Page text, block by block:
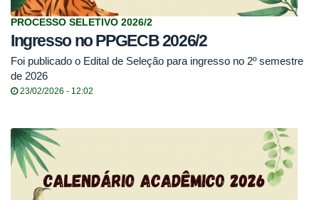
PROCESSO SELETIVO 2026/2
Ingresso no PPGECB 2026/2
Foi publicado o Edital de Seleção para ingresso no 2º semestre
de 2026
23/02/2026 - 12:02